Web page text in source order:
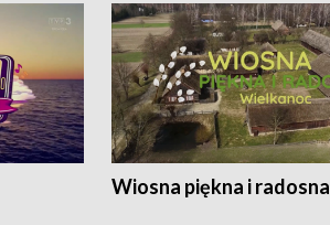
Wiosna piękna i radosna